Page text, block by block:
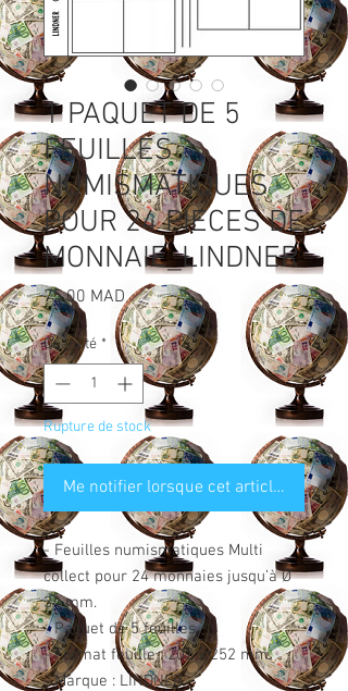
1 PAQUET DE 5
FEUILLES
NUMISMATIQUES
POUR 24 PIECES DE
MONNAIE_LINDNER
75,00 MADPrix
Quantité *
Rupture de stock
Me notifier lorsque cet article est
- Feuilles numismatiques Multi
collect pour 24 monnaies jusqu’à Ø
34 mm.
- Paquet de 5 feuilles.
- Format feuille : 202 x 252 mm.
- Marque : LINDNER.